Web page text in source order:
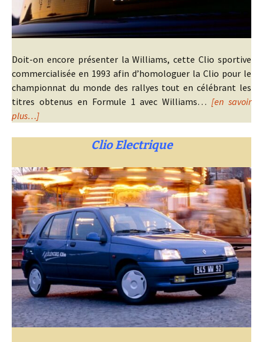
Doit-on encore présenter la Williams, cette Clio sportive
commercialisée en 1993 afin d’homologuer la Clio pour le
championnat du monde des rallyes tout en célébrant les
titres obtenus en Formule 1 avec Williams… [en savoir
plus…]
Clio Electrique